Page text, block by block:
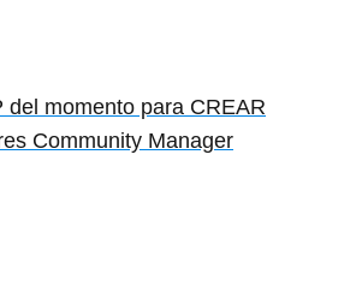
del momento para CREAR
Community Manager